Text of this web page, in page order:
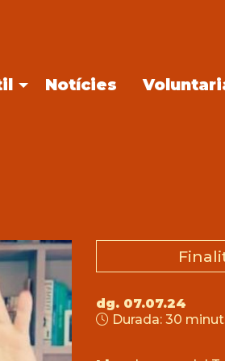
Notícies
dg. 07.07.24
Durada:30